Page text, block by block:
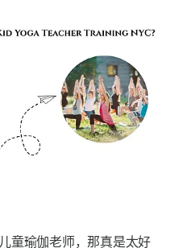
童瑜伽老师，那真是太好